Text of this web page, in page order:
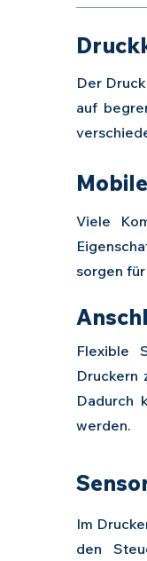
Der
auf
Viele
sorgen
Flexible
Druckern
Dadurch
werden.
Im
den